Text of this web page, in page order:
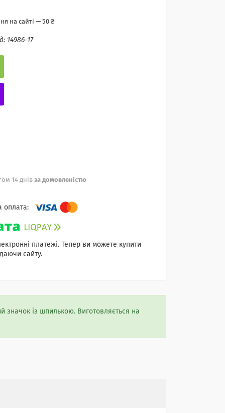
на сайті — 50 ₴
14986-17
14 днів за домовленістю
платежі. Тепер ви можете купити
сайту.
значок із шпилькою. Виготовляється на